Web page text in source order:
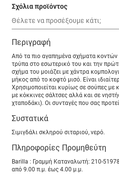
Σχόλια προϊόντος
Περιγραφή
Από τα πιο αγαπηµένα σχήµατα κοντών
τρύπα στο εσωτερικό του και την
σχήµα του µοιάζει µε χάντρα
μήκος από το κοφτό μισό. Είναι
Χρησιµοποιείται κυρίως σε σούπες µε
µε κόκκινες σάλτσες αλλά και σε
χταποδάκι). Οι συνταγές που σας
Συστατικά
Σιμιγδάλι σκληρού σιταριού, νερό.
Πληροφορίες Προμηθεύτη
Barilla : Γραμμή Καταναλωτή: 210-
από 9.00 π.μ. έως 4.00 μ.μ.